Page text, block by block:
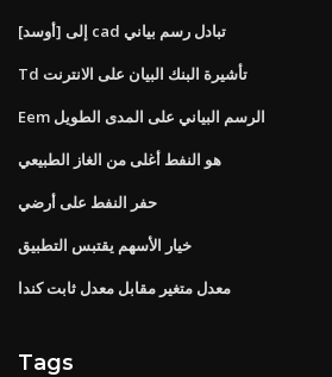
[أوسد] إلى cad تبادل رسم بياني
Td تأشيرة البنك البيان على الانترنت
Eem الرسم البياني على المدى الطويل
هو النفط أغلى من الغاز الطبيعي
حفر النفط على أرضي
خيار الأسهم يقتبس التطبيق
معدل متغير مقابل معدل ثابت كندا
Tags